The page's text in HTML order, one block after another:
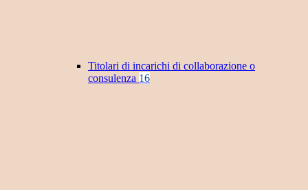
Titolari di incarichi di collaborazione o
consulenza 16